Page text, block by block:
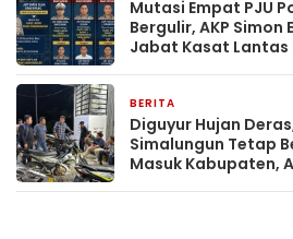
Mutasi Empat PJU
Bergulir, AKP
Jabat Kasat Lantas
BERITA
Diguyur Hujan
Simalungun Tetap
Masuk Kabupaten,